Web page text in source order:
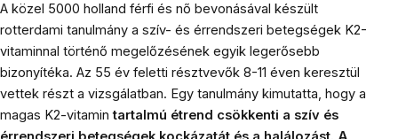
A közel 5000 holland férfi és nő bevonásával készült
rotterdami tanulmány a szív- és érrendszeri betegségek K2-
vitaminnal történő megelőzésének egyik legerősebb
bizonyítéka. Az 55 év feletti résztvevők 8-11 éven keresztül
vettek részt a vizsgálatban. Egy tanulmány kimutatta, hogy a
magas K2-vitamintartalmú étrend csökkenti a szív és